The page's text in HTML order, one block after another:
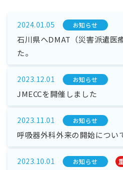
2024.01.05 お知らせ
石川県へDMAT（災害派遣医
た。
2023.12.01 お知らせ
JMECCを開催しました
2023.11.01 お知らせ
呼吸器外科外来の開始につい
2023.10.01 お知らせ